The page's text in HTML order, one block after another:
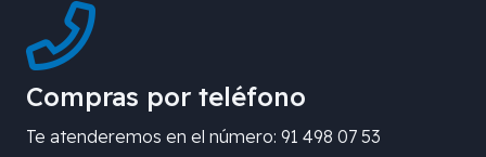
Compras por teléfono
Te atenderemos en el número: 91 498 07 53